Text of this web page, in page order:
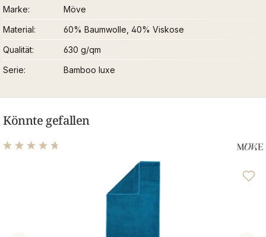
Marke
Möve
Material
60% Baumwolle, 40% Viskose
Qualität
630 g/qm
Serie
Bamboo luxe
Könnte gefallen
Durchschnittliche Bewertung von 4.8 von 5 Sternen